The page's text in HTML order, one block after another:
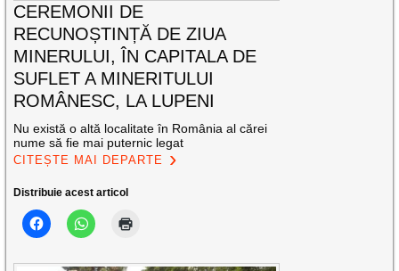
CEREMONII DE
RECUNOȘTINȚĂ DE ZIUA
MINERULUI, ÎN CAPITALA DE
SUFLET A MINERITULUI
ROMÂNESC, LA LUPENI
Nu există o altă localitate în România al cărei
nume să fie mai puternic legat
CITEȘTE MAI DEPARTE
Distribuie acest articol